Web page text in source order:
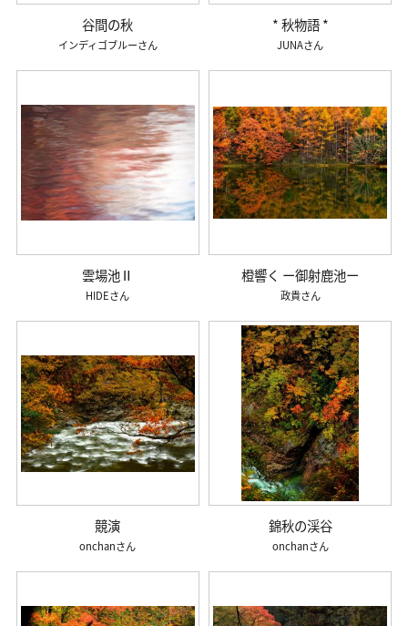
谷間の秋
インディゴブルー
* 秋物語 *
JUNA
雲場池Ⅱ
HIDE
橙響く ー御射鹿池ー
政貴
競演
onchan
錦秋の渓谷
onchan